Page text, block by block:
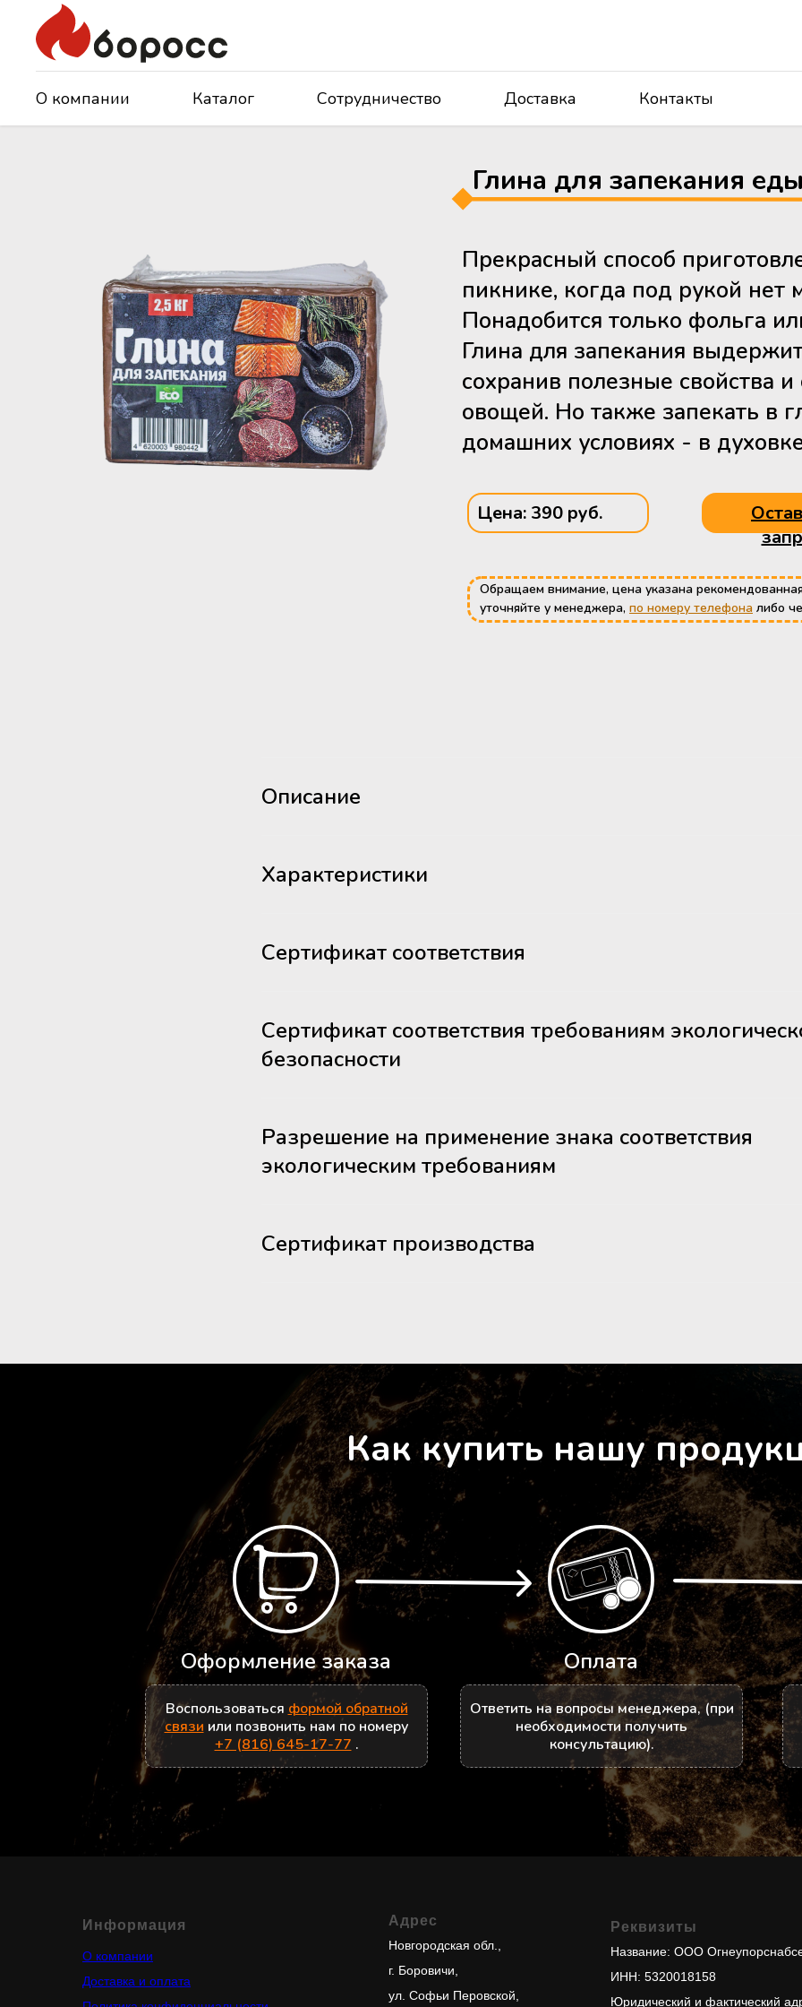
О компании Каталог Сотрудничество Доставка Контакты
Прекрасный способ
пикнике, когда под рукой нет
Понадобится только фольга
Глина для запекания
сохранив полезные свойства
овощей. Но также запекать в
домашних условиях - в
Цена: 390 руб.
Глина для запекания
Обращаем внимание, цена указана
уточняйте у менеджера, по номеру телефона либо
Описание
Характеристики
Сертификат соответствия
Сертификат соответствия требованиям
безопасности
Разрешение на применение знака соответствия
экологическим требованиям
Сертификат производства
Как купить нашу
Оформление заказа Оплата
Воспользоваться формой обратной
связи или позвонить нам по номеру
+7 (816) 645-17-77 .
Ответить на вопросы менеджера, (при
необходимости получить
консультацию).
Информация
О компании
Доставка и оплата
Реквизиты
Адрес
Новгородская обл.,
г. Боровичи,
ул. Софьи Перовской,
Название: ООО
ИНН: 5320018158
Юридический и фактический